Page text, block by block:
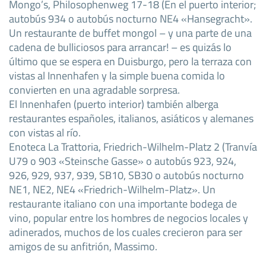
Mongo’s, Philosophenweg 17-18 (En el puerto interior;
autobús 934 o autobús nocturno NE4 «Hansegracht».
Un restaurante de buffet mongol – y una parte de una
cadena de bulliciosos para arrancar! – es quizás lo
último que se espera en Duisburgo, pero la terraza con
vistas al Innenhafen y la simple buena comida lo
convierten en una agradable sorpresa.
El Innenhafen (puerto interior) también alberga
restaurantes españoles, italianos, asiáticos y alemanes
con vistas al río.
Enoteca La Trattoria, Friedrich-Wilhelm-Platz 2 (Tranvía
U79 o 903 «Steinsche Gasse» o autobús 923, 924,
926, 929, 937, 939, SB10, SB30 o autobús nocturno
NE1, NE2, NE4 «Friedrich-Wilhelm-Platz». Un
restaurante italiano con una importante bodega de
vino, popular entre los hombres de negocios locales y
adinerados, muchos de los cuales crecieron para ser
amigos de su anfitrión, Massimo.